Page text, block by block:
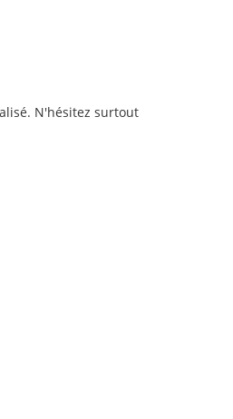
N'hésitez surtout